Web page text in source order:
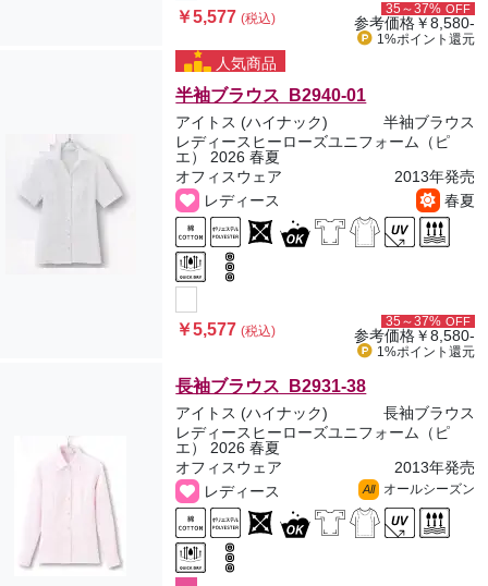
￥5,577(税込)
35～37% OFF
参考価格￥8,580-
1%ポイント 還元
人気商品
半袖ブラウス B2940-01
アイトス (ハイナック)
半袖ブラウス
レディースヒーローズユニフォーム（ピ
エ） 2026 春夏
オフィスウェア
2013年発売
レディース
春夏
￥5,577(税込)
35～37% OFF
参考価格￥8,580-
1%ポイント 還元
長袖ブラウス B2931-38
アイトス (ハイナック)
長袖ブラウス
レディースヒーローズユニフォーム（ピ
エ） 2026 春夏
オフィスウェア
2013年発売
レディース
All オールシーズン